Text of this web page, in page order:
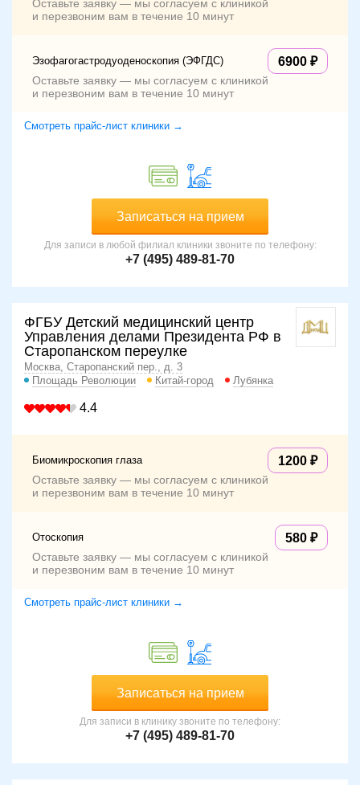
Оставьте заявку — мы согласуем с клиникой
и перезвоним вам в течение 10 минут
Эзофагогастродуоденоскопия (ЭФГДС) 6900
Оставьте заявку — мы согласуем с клиникой
и перезвоним вам в течение 10 минут
Смотреть прайс-лист клиники →
Записаться на прием
Для записи в любой филиал клиники звоните по телефону:
+7 (495) 489-81-70
ФГБУ Детский медицинский центр
Управления делами Президента РФ в
Старопанском переулке
Москва, Старопанский пер., д. 3
Площадь Революции
Китай-город Лубянка
4.4
Биомикроскопия глаза 1200
Оставьте заявку — мы согласуем с клиникой
и перезвоним вам в течение 10 минут
Отоскопия 580
Оставьте заявку — мы согласуем с клиникой
и перезвоним вам в течение 10 минут
Смотреть прайс-лист клиники →
Записаться на прием
Для записи в клинику звоните по телефону:
+7 (495) 489-81-70